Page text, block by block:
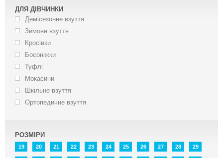
ДЛЯ ДІВЧИНКИ
Демісезонне взуття
Зимове взуття
Кросівки
Босоніжки
Туфлі
Мокасини
Шкільне взуття
Ортопедичне взуття
РОЗМІРИ
19 20 21 22 23 24 25 26 27 28 29